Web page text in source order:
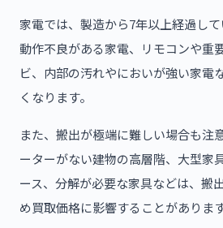
家電では、製造から7年以上経過して
動作不良がある家電、リモコンや重
ビ、内部の汚れやにおいが強い家電
くなります。
また、搬出が極端に難しい場合も注
ーターがない建物の高層階、大型家
ース、分解が必要な家具などは、搬
め買取価格に影響することがあります